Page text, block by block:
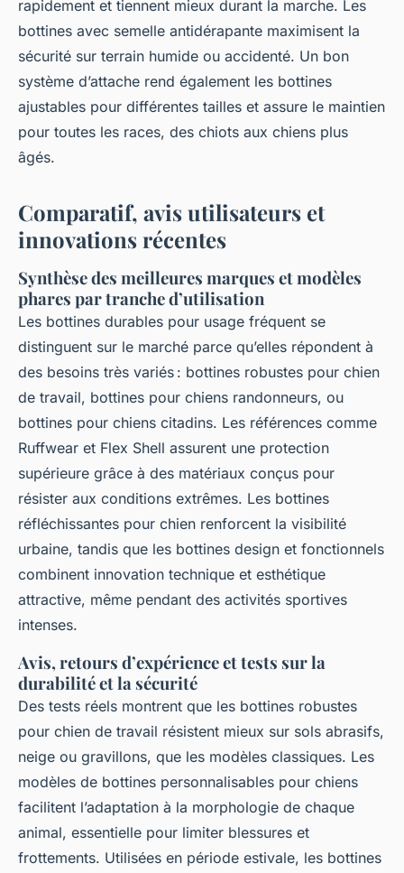
rapidement et tiennent mieux durant la marche. Les
bottines avec semelle antidérapante maximisent la
sécurité sur terrain humide ou accidenté. Un bon
système d’attache rend également les bottines
ajustables pour différentes tailles et assure le maintien
pour toutes les races, des chiots aux chiens plus
âgés.
Comparatif, avis utilisateurs et
innovations récentes
Synthèse des meilleures marques et modèles
phares par tranche d’utilisation
Les bottines durables pour usage fréquent se
distinguent sur le marché parce qu’elles répondent à
des besoins très variés : bottines robustes pour chien
de travail, bottines pour chiens randonneurs, ou
bottines pour chiens citadins. Les références comme
Ruffwear et Flex Shell assurent une protection
supérieure grâce à des matériaux conçus pour
résister aux conditions extrêmes. Les bottines
réfléchissantes pour chien renforcent la visibilité
urbaine, tandis que les bottines design et fonctionnels
combinent innovation technique et esthétique
attractive, même pendant des activités sportives
intenses.
Avis, retours d’expérience et tests sur la
durabilité et la sécurité
Des tests réels montrent que les bottines robustes
pour chien de travail résistent mieux sur sols abrasifs,
neige ou gravillons, que les modèles classiques. Les
modèles de bottines personnalisables pour chiens
facilitent l’adaptation à la morphologie de chaque
animal, essentielle pour limiter blessures et
frottements. Utilisées en période estivale, les bottines